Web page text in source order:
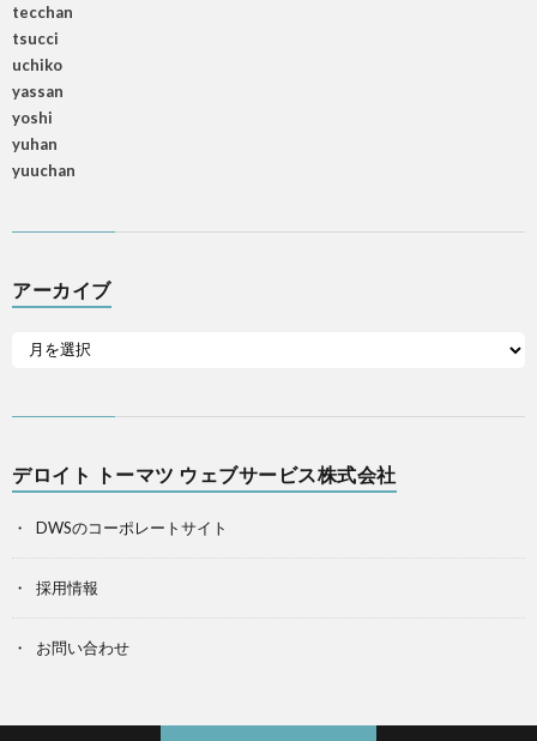
tecchan
tsucci
uchiko
yassan
yoshi
yuhan
yuuchan
アーカイブ
デロイト トーマツ ウェブサービス株式会社
DWSのコーポレートサイト
採用情報
お問い合わせ